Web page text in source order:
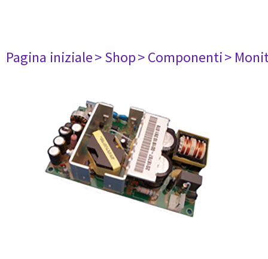
Pagina iniziale> Shop> Componenti>